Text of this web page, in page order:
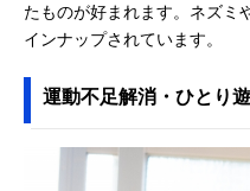
たものが好まれます。ネズミ
インナップされています。
運動不足解消・ひとり